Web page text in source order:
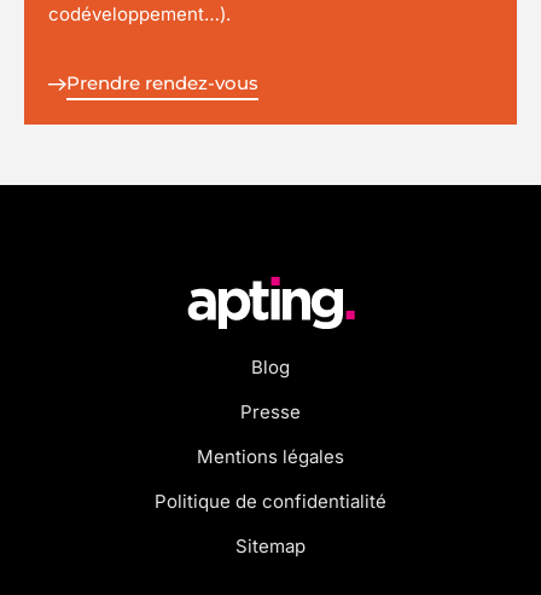
codéveloppement…).
Prendre rendez-vous
Blog
Presse
Mentions légales
Politique de confidentialité
Sitemap